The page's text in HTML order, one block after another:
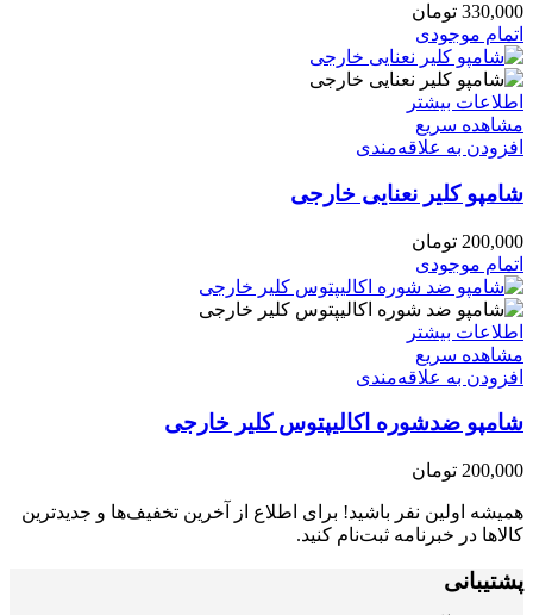
330,000 تومان
اتمام موجودی
اطلاعات بیشتر
مشاهده سریع
افزودن به علاقه‌مندی
شامپو کلیر نعنایی خارجی
200,000 تومان
اتمام موجودی
اطلاعات بیشتر
مشاهده سریع
افزودن به علاقه‌مندی
شامپو ضدشوره اکالیپتوس کلیر خارجی
200,000 تومان
همیشه اولین نفر باشید! برای اطلاع از آخرین تخفیف‌ها و جدیدترین
کالاها در خبرنامه ثبت‌نام کنید.
پشتیبانی